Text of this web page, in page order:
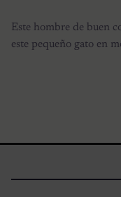
Este hombre de buen
este pequeño gato en